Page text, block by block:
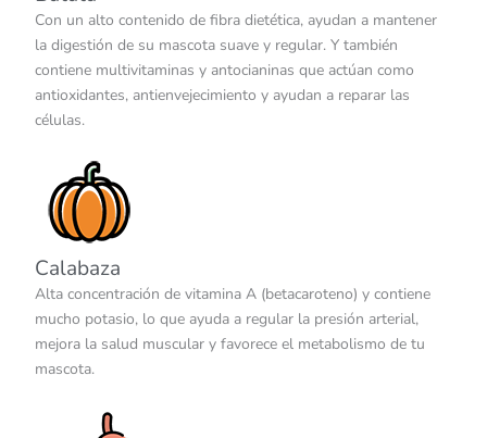
Con un alto contenido de fibra dietética, ayudan a mantener
la digestión de su mascota suave y regular. Y también
contiene multivitaminas y antocianinas que actúan como
antioxidantes, antienvejecimiento y ayudan a reparar las
células.
Calabaza
Alta concentración de vitamina A (betacaroteno) y contiene
mucho potasio, lo que ayuda a regular la presión arterial,
mejora la salud muscular y favorece el metabolismo de tu
mascota.